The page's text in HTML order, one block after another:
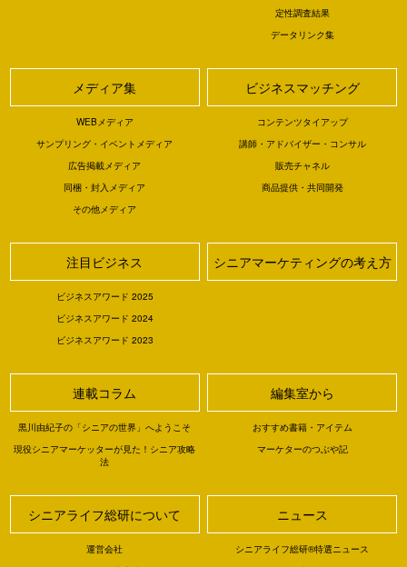
定性調査結果
データリンク集
メディア集
WEBメディア
サンプリング・イベントメディア
広告掲載メディア
同梱・封入メディア
その他メディア
ビジネスマッチング
コンテンツタイアップ
講師・アドバイザー・コンサル
販売チャネル
商品提供・共同開発
注目ビジネス
ビジネスアワード 2025
ビジネスアワード 2024
ビジネスアワード 2023
シニアマーケティングの考え方
連載コラム
黒川由紀子の「シニアの世界」へようこそ
現役シニアマーケッターが見た！シニア攻略
法
編集室から
おすすめ書籍・アイテム
マーケターのつぶや記
シニアライフ総研について
運営会社
ニュース
シニアライフ総研®特選ニュース